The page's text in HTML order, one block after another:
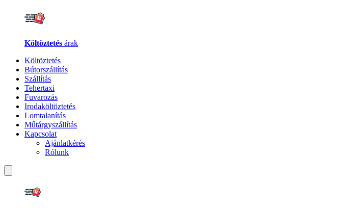
Költöztetés árak
Költöztetés
Bútorszállítás
Szállítás
Tehertaxi
Fuvarozás
Irodaköltöztetés
Lomtalanítás
Műtárgyszállítás
Kapcsolat
Ajánlatkérés
Rólunk